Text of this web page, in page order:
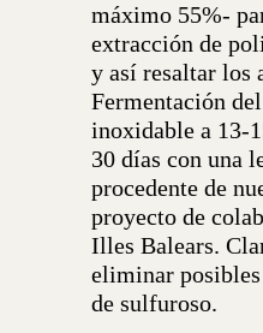
máximo 55%-
extracción de
y así resaltar los
Fermentación
inoxidable a 13-
30 días con una
procedente de
proyecto de
Illes Balears.
eliminar posibles
de sulfuroso.